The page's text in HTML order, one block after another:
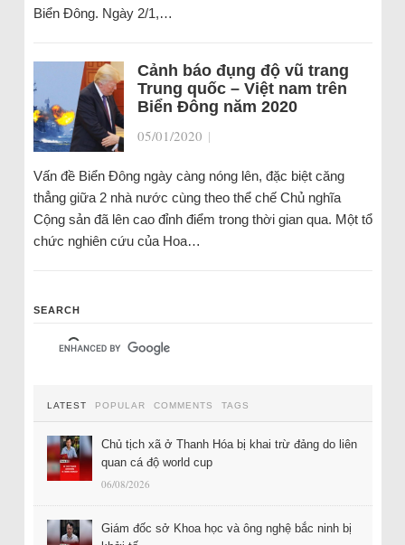
Biển Đông. Ngày 2/1,…
Cảnh báo đụng độ vũ trang
Trung quốc – Việt nam trên
Biển Đông năm 2020
05/01/2020 |
Vấn đề Biển Đông ngày càng nóng lên, đặc biệt căng
thẳng giữa 2 nhà nước cùng theo thể chế Chủ nghĩa
Cộng sản đã lên cao đỉnh điểm trong thời gian qua. Một tổ
chức nghiên cứu của Hoa…
SEARCH
LATEST POPULAR COMMENTS TAGS
Chủ tịch xã ở Thanh Hóa bị khai trừ đảng do liên
quan cá độ world cup
06/08/2026
Giám đốc sở Khoa học và ông nghệ bắc ninh bị